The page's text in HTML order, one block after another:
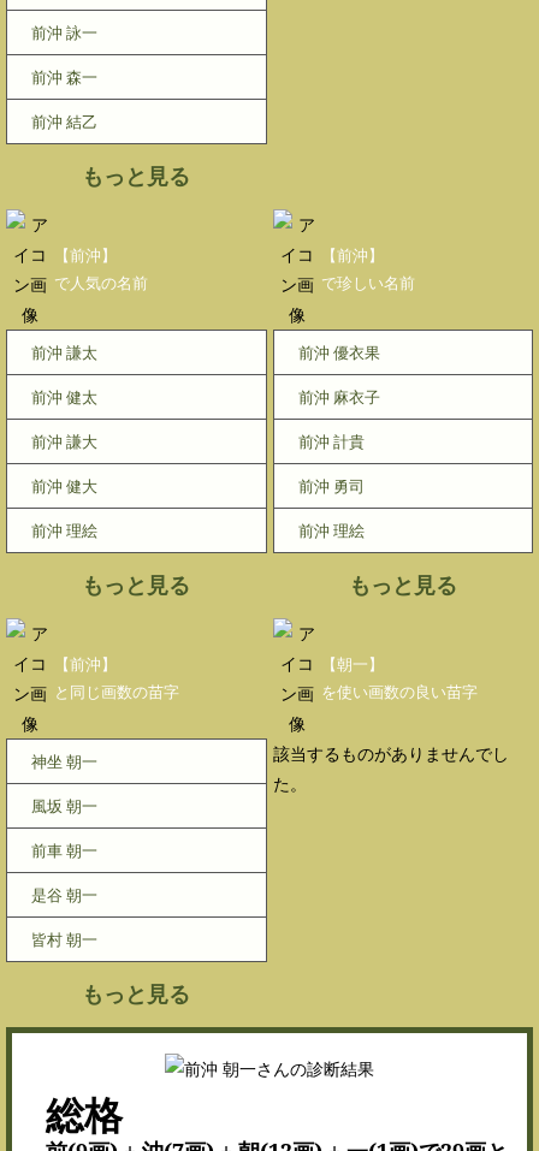
前沖 詠一
前沖 森一
前沖 結乙
もっと見る
【前沖】
で人気の名前
前沖 謙太
前沖 健太
前沖 謙大
前沖 健大
前沖 理絵
もっと見る
【前沖】
で珍しい名前
前沖 優衣果
前沖 麻衣子
前沖 計貴
前沖 勇司
前沖 理絵
もっと見る
【前沖】
と同じ画数の苗字
神坐 朝一
風坂 朝一
前車 朝一
是谷 朝一
皆村 朝一
もっと見る
【朝一】
を使い画数の良い苗字
該当するものがありませんでし
た。
総格